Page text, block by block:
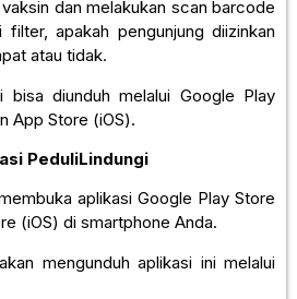
dan melakukan scan barcode
apakah pengunjung diizinkan
atau tidak.
bisa diunduh melalui Google Play
App Store (iOS).
PeduliLindungi
aplikasi Google Play Store
(iOS) di smartphone Anda.
mengunduh aplikasi ini melalui